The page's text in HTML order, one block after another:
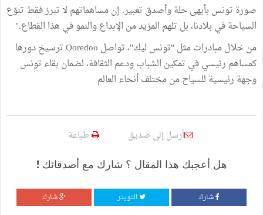
صورة تونس بأبهى حلة وأصدق تعبير. إن مساهماتهم لا تبرز فقط تنوّع
السياحة في بلادنا، بل تلهم المزيد من الإبداع والنمو في هذا القطاع."
من خلال مبادرات مثل "تونس ليك"، تواصل Ooredoo ترسيخ دورها
كمساهم رئيسي في تمكين الشباب ودعم الثقافة، لضمان بقاء تونس
وجهة رئيسية للسياح من مختلف أنحاء العالم
أرسل إلى صديق طباعة
هل أعجبك هذا المقال ؟ شارك مع أصدقائك !
شارك التويتر شارك